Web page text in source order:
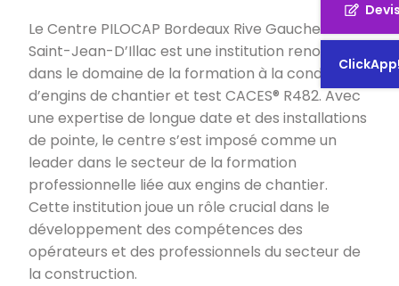
Le Centre PILOCAP Bordeaux Rive Gauche à
Saint-Jean-D’Illac est une institution renommée
dans le domaine de la formation à la conduite
d’engins de chantier et test CACES® R482. Avec
une expertise de longue date et des installations
de pointe, le centre s’est imposé comme un
leader dans le secteur de la formation
professionnelle liée aux engins de chantier.
Cette institution joue un rôle crucial dans le
développement des compétences des
opérateurs et des professionnels du secteur de
la construction.